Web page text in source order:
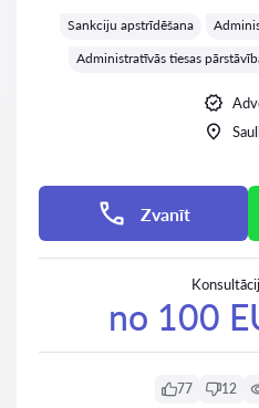
Sankciju apstrīdēšana
Administratīvās tiesas
Zvanīt
no 100
77 12